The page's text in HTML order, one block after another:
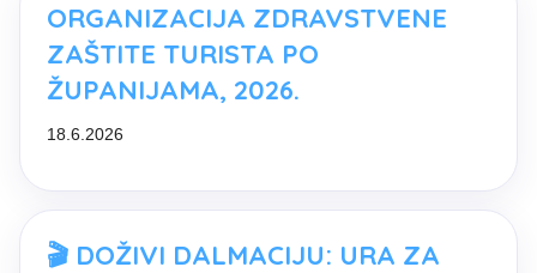
ORGANIZACIJA ZDRAVSTVENE
ZAŠTITE TURISTA PO
ŽUPANIJAMA, 2026.
18.6.2026
🎬 DOŽIVI DALMACIJU: URA ZA